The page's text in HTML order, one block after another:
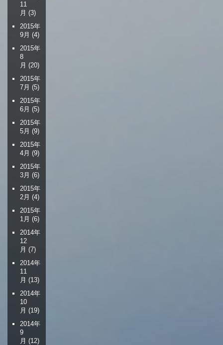
11
月 (3)
2015年
9月 (4)
2015年
8
月 (20)
2015年
7月 (5)
2015年
6月 (5)
2015年
5月 (9)
2015年
4月 (9)
2015年
3月 (6)
2015年
2月 (4)
2015年
1月 (6)
2014年
12
月 (7)
2014年
11
月 (13)
2014年
10
月 (19)
2014年
9
月 (12)